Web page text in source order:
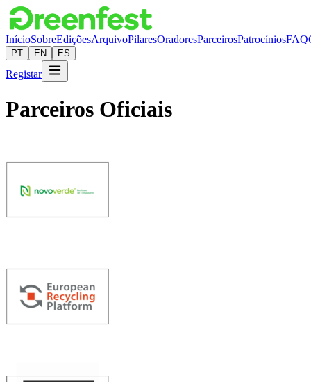
InícioSobreEdiçõesArquivoPilaresOradoresParceirosPatrocíniosFAQ
PT EN ES
Registar
Parceiros Oficiais